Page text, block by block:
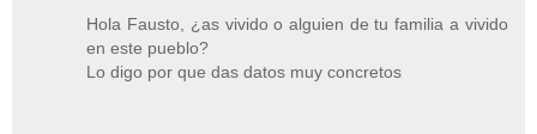
Hola Fausto, ¿as vivido o alguien de tu familia a vivido
en este pueblo?
Lo digo por que das datos muy concretos